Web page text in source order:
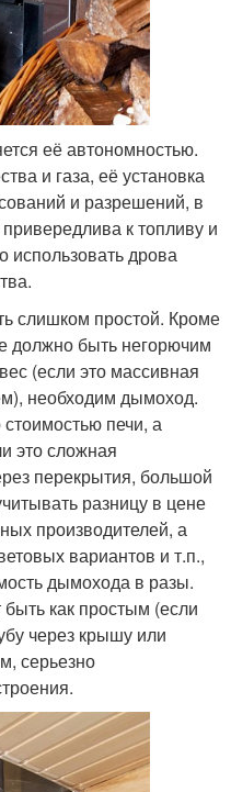
её автономностью.
и газа, её установка
и разрешений, в
к топливу и
использовать дрова
слишком простой. Кроме
должно быть негорючим
(если это массивная
необходим дымоход.
печи, а
это сложная
перекрытия, большой
разницу в цене
производителей, а
вариантов и т.п.,
дымохода в разы.
как простым (если
через крышу или
серьезно